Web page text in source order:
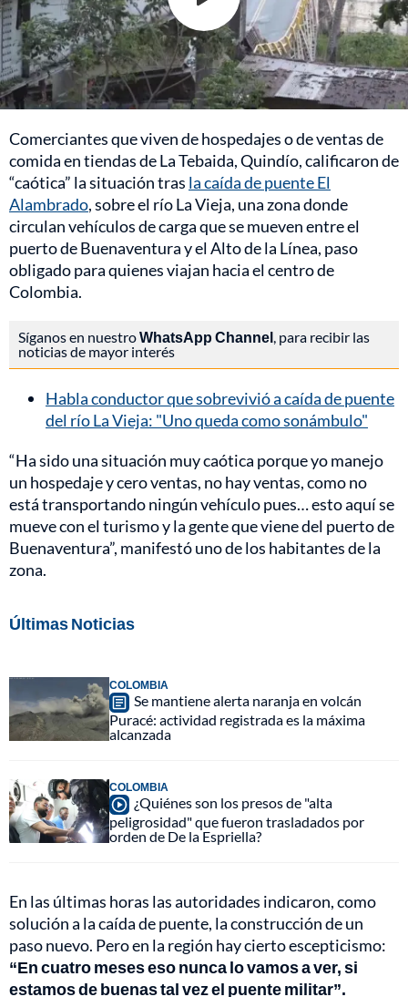
Comerciantes que viven de hospedajes o de ventas de
comida en tiendas de La Tebaida, Quindío, calificaron de
“caótica” la situación tras la caída de puente El
Alambrado, sobre el río La Vieja, una zona donde
circulan vehículos de carga que se mueven entre el
puerto de Buenaventura y el Alto de la Línea, paso
obligado para quienes viajan hacia el centro de
Colombia.
Síganos en nuestroWhatsApp Channel , para recibir las
noticias de mayor interés
Habla conductor que sobrevivió a caída de puente
del río La Vieja: "Uno queda como sonámbulo"
“Ha sido una situación muy caótica porque yo manejo
un hospedaje y cero ventas, no hay ventas, como no
está transportando ningún vehículo pues… esto aquí se
mueve con el turismo y la gente que viene del puerto de
Buenaventura”, manifestó uno de los habitantes de la
zona.
Últimas Noticias
COLOMBIA
Se mantiene alerta naranja en volcán
Puracé: actividad registrada es la máxima
alcanzada
COLOMBIA
¿Quiénes son los presos de "alta
peligrosidad" que fueron trasladados por
orden de De la Espriella?
En las últimas horas las autoridades indicaron, como
solución a la caída de puente, la construcción de un
paso nuevo. Pero en la región hay cierto escepticismo:
“En cuatro meses eso nunca lo vamos a ver, si
estamos de buenas tal vez el puente militar”.